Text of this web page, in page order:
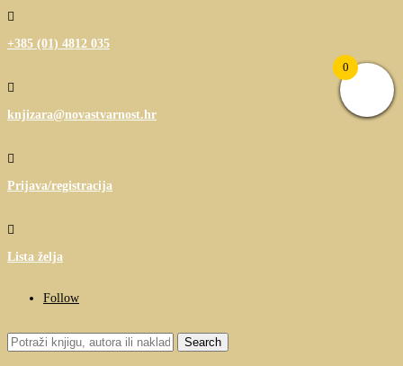

+385 (01) 4812 035

knjizara@novastvarnost.hr

Prijava/registracija

Lista želja
Follow
Search
for:
0